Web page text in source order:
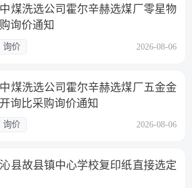
中煤洗选公司霍尔辛赫选煤厂零星物
询价通知
询价 2026-08-06
中煤洗选公司霍尔辛赫选煤厂五金金
询比采购询价通知
询价 2026-08-06
沁县故县镇中心学校复印纸直接选定